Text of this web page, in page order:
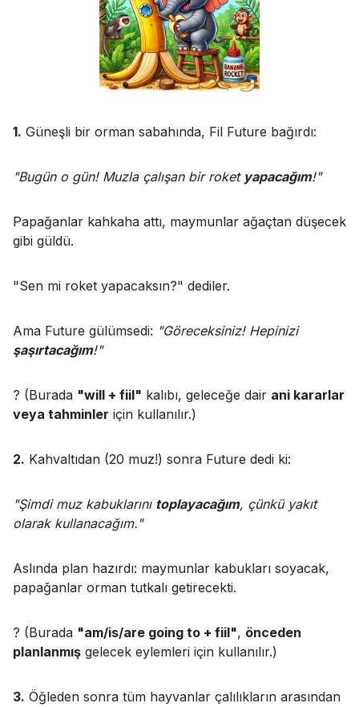
1. Güneşli bir orman sabahında, Fil Future bağırdı:
"Bugün o gün! Muzla çalışan bir roket yapacağım!"
Papağanlar kahkaha attı, maymunlar ağaçtan düşecek
gibi güldü.
"Sen mi roket yapacaksın?" dediler.
Ama Future gülümsedi: "Göreceksiniz! Hepinizi
şaşırtacağım!"
? (Burada "will + fiil" kalıbı, geleceğe dair ani kararlar
veya tahminler için kullanılır.)
2. Kahvaltıdan (20 muz!) sonra Future dedi ki:
"Şimdi muz kabuklarını toplayacağım, çünkü yakıt
olarak kullanacağım."
Aslında plan hazırdı: maymunlar kabukları soyacak,
papağanlar orman tutkalı getirecekti.
? (Burada "am/is/are going to + fiil", önceden
planlanmış gelecek eylemleri için kullanılır.)
3. Öğleden sonra tüm hayvanlar çalılıkların arasından